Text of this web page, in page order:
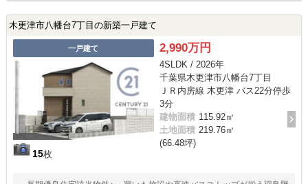
木更津市八幡台7丁目の新築一戸建て
一戸建て
15枚
2,990万円
4SLDK / 2026年
千葉県木更津市八幡台7丁目
ＪＲ内房線 木更津 バス22分停歩
3分
建物面積 115.92㎡
土地面積 219.76㎡
(66.48坪)